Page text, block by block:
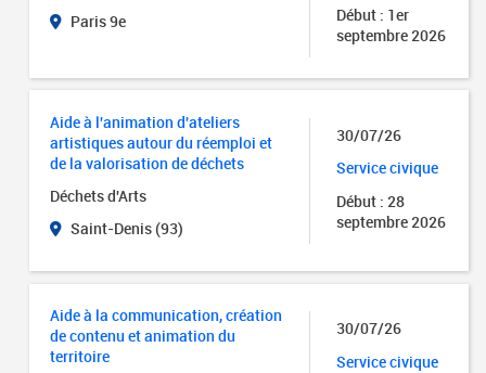
Paris 9e
Début : 1er
septembre 2026
Aide à l'animation d'ateliers
artistiques autour du réemploi et
de la valorisation de déchets
Déchets d'Arts
Saint-Denis (93)
30/07/26
Service civique
Début : 28
septembre 2026
Aide à la communication, création
de contenu et animation du
territoire
30/07/26
Service civique